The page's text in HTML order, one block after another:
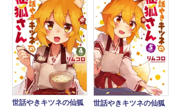
世話やきキツネの仙狐
世話やきキツネの仙狐